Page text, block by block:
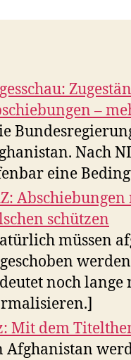
–
Nach
eine
schützen
müssen
noch lange
Mit dem
Afghanistan